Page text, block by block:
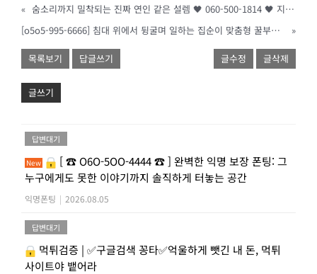
«
숨소리까지 밀착되는 진짜 연인 같은 설렘 🖤 060-500-1814 🖤 지금 바로 픽해봐
[o5o5-995-6666] 침대 위에서 뒹굴며 일하는 집순이 맞춤형 꿀부업 대모집!
»
목록보기 답글쓰기 글수정 글삭제
글쓰기
답변대기
New
[ ☎ O6O-5OO-4444 ☎ ] 완벽한 익명 보장 폰팅: 그
누구에게도 못한 이야기까지 솔직하게 터놓는 공간
익명폰팅 | 2026.08.05
답변대기
먹튀검증 | ✅구글검색 꽁타✅억울하게 뺏긴 내 돈, 먹튀
사이트야 뱉어라